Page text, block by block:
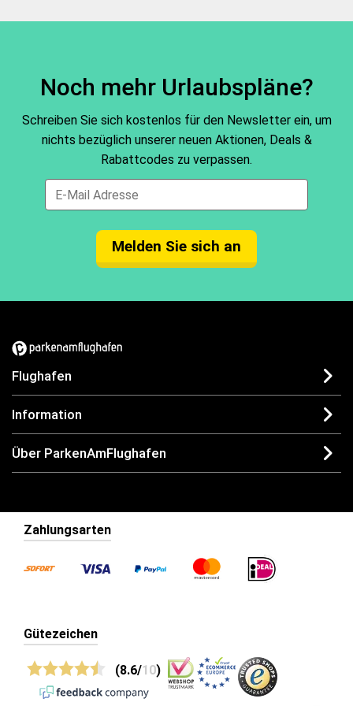
maximale Parkdauer von 20 Minuten an den
Noch mehr Urlaubspläne?
Schreiben Sie sich kostenlos für den Newsletter ein, um
nichts bezüglich unserer neuen Aktionen, Deals &
Rabattcodes zu verpassen.
Melden Sie sich an
Flughafen
Information
Über ParkenAmFlughafen
Zahlungsarten
Gütezeichen
(8.6/10)